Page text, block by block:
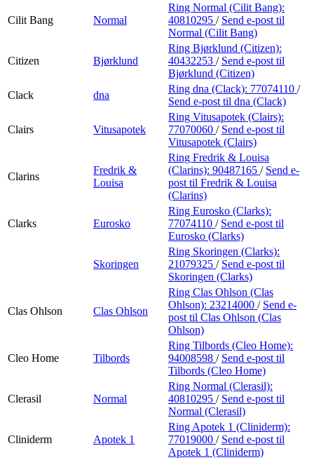
Cilit Bang Normal
Ring Normal (Cilit Bang):
40810295 / Send e-post til
Normal (Cilit Bang)
Citizen Bjørklund
Ring Bjørklund (Citizen):
40432253 / Send e-post til
Bjørklund (Citizen)
Clack
dna
Ring dna (Clack): 77074110 /
Send e-post til dna (Clack)
Clairs Vitusapotek
Ring Vitusapotek (Clairs):
77070060 / Send e-post til
Vitusapotek (Clairs)
Clarins
Fredrik &
Louisa
Ring Fredrik & Louisa
(Clarins): 90487165 / Send e-
post til Fredrik & Louisa
(Clarins)
Clarks Eurosko
Ring Eurosko (Clarks):
77074110 / Send e-post til
Eurosko (Clarks)
Skoringen
Ring Skoringen (Clarks):
21079325 / Send e-post til
Skoringen (Clarks)
Clas Ohlson Clas Ohlson
Ring Clas Ohlson (Clas
Ohlson): 23214000 / Send e-
post til Clas Ohlson (Clas
Ohlson)
Cleo Home Tilbords
Ring Tilbords (Cleo Home):
94008598 / Send e-post til
Tilbords (Cleo Home)
Clerasil Normal
Ring Normal (Clerasil):
40810295 / Send e-post til
Normal (Clerasil)
Cliniderm Apotek 1
Ring Apotek 1 (Cliniderm):
77019000 / Send e-post til
Apotek 1 (Cliniderm)